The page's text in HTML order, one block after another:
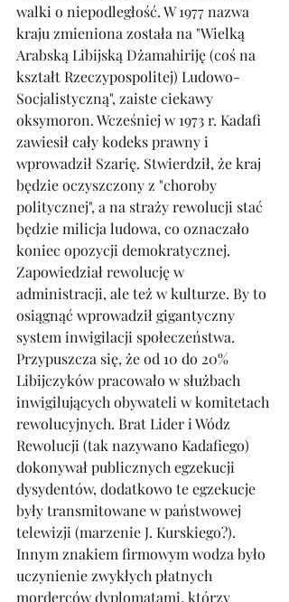
walki o niepodległość. W 1977 nazwa
kraju zmieniona została na "Wielką
Arabską Libijską Dżamahiriję (coś na
kształt Rzeczypospolitej) Ludowo-
Socjalistyczną", zaiste ciekawy
oksymoron. Wcześniej w 1973 r. Kadafi
zawiesił cały kodeks prawny i
wprowadził Szarię. Stwierdził, że kraj
będzie oczyszczony z "choroby
politycznej", a na straży rewolucji stać
będzie milicja ludowa, co oznaczało
koniec opozycji demokratycznej.
Zapowiedział rewolucję w
administracji, ale też w kulturze. By to
osiągnąć wprowadził gigantyczny
system inwigilacji społeczeństwa.
Przypuszcza się, że od 10 do 20%
Libijczyków pracowało w służbach
inwigilujących obywateli w komitetach
rewolucyjnych. Brat Lider i Wódz
Rewolucji (tak nazywano Kadafiego)
dokonywał publicznych egzekucji
dysydentów, dodatkowo te egzekucje
były transmitowane w państwowej
telewizji (marzenie J. Kurskiego?).
Innym znakiem firmowym wodza było
uczynienie zwykłych płatnych
morderców dyplomatami, którzy